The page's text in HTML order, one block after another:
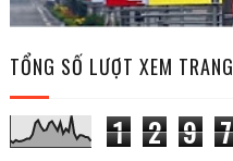
TỔNG SỐ LƯỢT XEM TRANG
1 2 9 7